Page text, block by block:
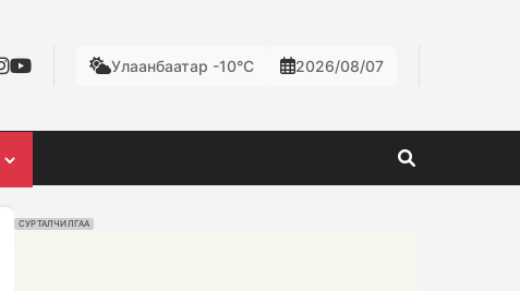
Улаанбаатар -10°C 2026/08/07
СУРТАЛЧИЛГАА